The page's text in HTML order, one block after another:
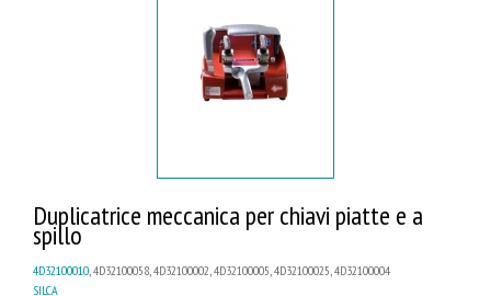
Duplicatrice meccanica per chiavi piatte e a
spillo
4D32100010 , 4D32100058, 4D32100002, 4D32100005, 4D32100025, 4D32100004
SILCA